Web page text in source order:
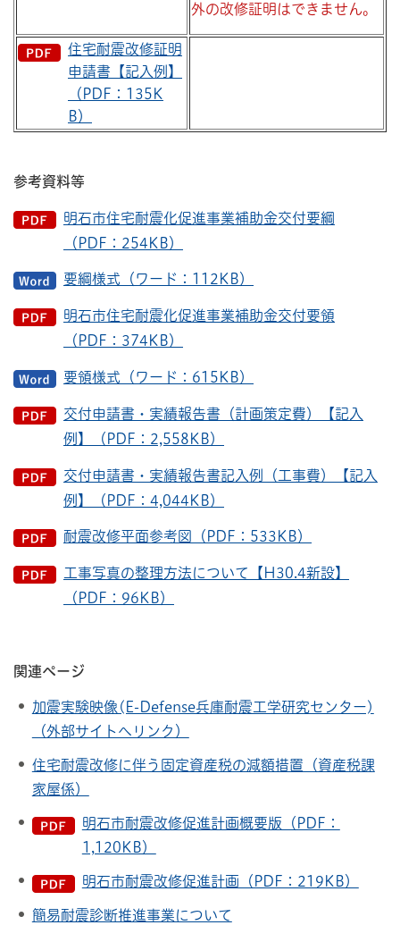
外の改修証明はできません。
住宅耐震改修証明
申請書【記入例】
（PDF：135K
B）
参考資料等
明石市住宅耐震化促進事業補助金交付要綱
（PDF：254KB）
要綱様式（ワード：112KB）
明石市住宅耐震化促進事業補助金交付要領
（PDF：374KB）
要領様式（ワード：615KB）
交付申請書・実績報告書（計画策定費）【記入
例】（PDF：2,558KB）
交付申請書・実績報告書記入例（工事費）【記入
例】（PDF：4,044KB）
耐震改修平面参考図（PDF：533KB）
工事写真の整理方法について【H30.4新設】
（PDF：96KB）
関連ページ
加震実験映像(E-Defense兵庫耐震工学研究センター)
（外部サイトへリンク）
住宅耐震改修に伴う固定資産税の減額措置（資産税課
家屋係）
明石市耐震改修促進計画概要版（PDF：
1,120KB）
明石市耐震改修促進計画（PDF：219KB）
簡易耐震診断推進事業について